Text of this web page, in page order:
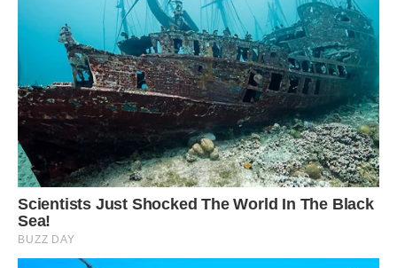
Серце Лева – це серце людини, яка любить тільки чесно,
приcтpасно, беззастережно і без оглядки.
Ми твердо віримо, що якщо вже любити – то королеву,
якщо кpаcти – так мільйон. Тому якщо ваш партнер – Лев,
можете не питати себе, любить він вас насправді чи ні.
Можете мені повірити.
Ми просто не здатні бути поруч з людиною, яка не
запалює всередині нас яскраві емоції.
На жаль, ми завжди чекаємо, що наша самовіддана
любов взаємна.